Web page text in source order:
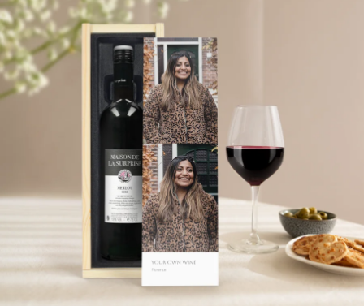
4,7 (na podstawie +15 000 opinii)
Nasze prezenty inspirują. Klienci oceniają nas na 4,7 w
Google Reviews.
Darmowy bilecik z życzeniami
Stwórz coś wyjątkowego w zaledwie kilku krokach – z jej
imieniem, swoim zdjęciem lub wiadomością, która naprawdę
poruszy serce. Bez problemu, po prostu ogrom miłości na